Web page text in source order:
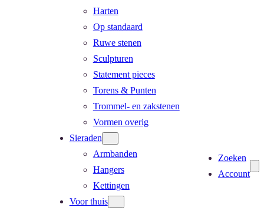
Harten
Op standaard
Ruwe stenen
Sculpturen
Statement pieces
Torens & Punten
Trommel- en zakstenen
Vormen overig
Sieraden
Armbanden
Hangers
Kettingen
Voor thuis
Zoeken
Account